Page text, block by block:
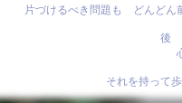
片づけるべき問題も どんど
後
それを持って